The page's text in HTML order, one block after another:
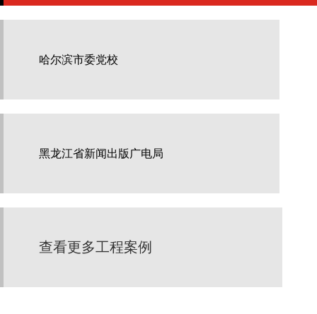
哈尔滨市委党校
黑龙江省新闻出版广电局
查看更多工程案例